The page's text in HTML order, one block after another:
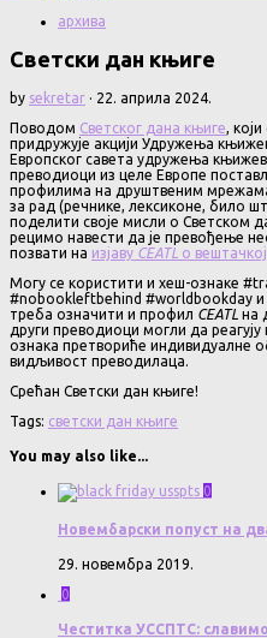
архива
Светски дан књиге
by sekretar · 22. априла 2024.
Поводом Светског дана књиге,
придружује акцији Удружења
Европског савета удружења
преводиоци из целе Европе
профилима на друштвеним
за рад (речнике, лексиконе, било
поделити своје мисли о Светском
рецимо навести да је превођење
позвати на изјаву CEATL о
Могу се користити и хеш-ознаке
#nobookleftbehind #worldbookday
треба означити и профил CEATL на
други преводиоци могли да
ознака претвориће индивидуалне
видљивост преводилаца.
Срећан Светски дан књиге!
Tags: светски дан књиге
You may also like...
0
Новембарски попуст на
29. новембра 2019.
0
Честитка УССПТС: